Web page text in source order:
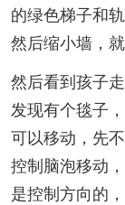
的绿色梯子和
然后缩小墙，
然后看到孩子
发现有个毯子
可以移动，先
控制脑泡移动
是控制方向的，